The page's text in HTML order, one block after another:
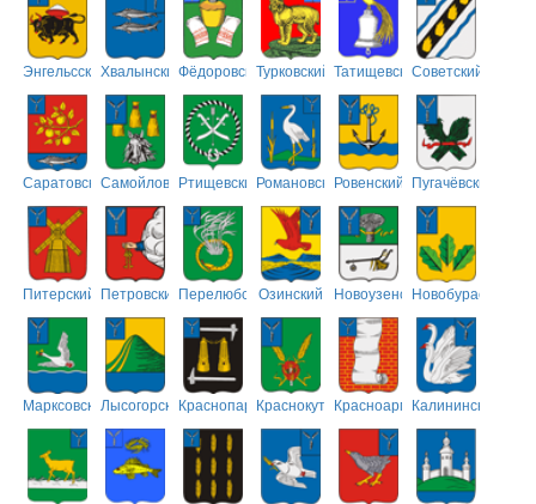
ЭнгельсскийХвалынскийФёдоровскийТурковский ТатищевскийСоветский
СаратовскийСамойловскийРтищевскийРомановскийРовенский Пугачёвский
Питерский ПетровскийПерелюбскийОзинский НовоузенскийНовобурасский
МарксовскийЛысогорскийКраснопартизанский
КраснокутскийКрасноармейский
Калининский